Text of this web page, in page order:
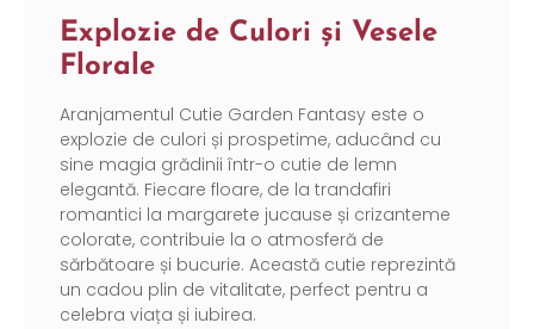
Explozie de Culori și Vesele
Florale
Aranjamentul Cutie Garden Fantasy este o
explozie de culori și prospetime, aducând cu
sine magia grădinii într-o cutie de lemn
elegantă. Fiecare floare, de la trandafiri
romantici la margarete jucause și crizanteme
colorate, contribuie la o atmosferă de
sărbătoare și bucurie. Această cutie reprezintă
un cadou plin de vitalitate, perfect pentru a
celebra viața și iubirea.